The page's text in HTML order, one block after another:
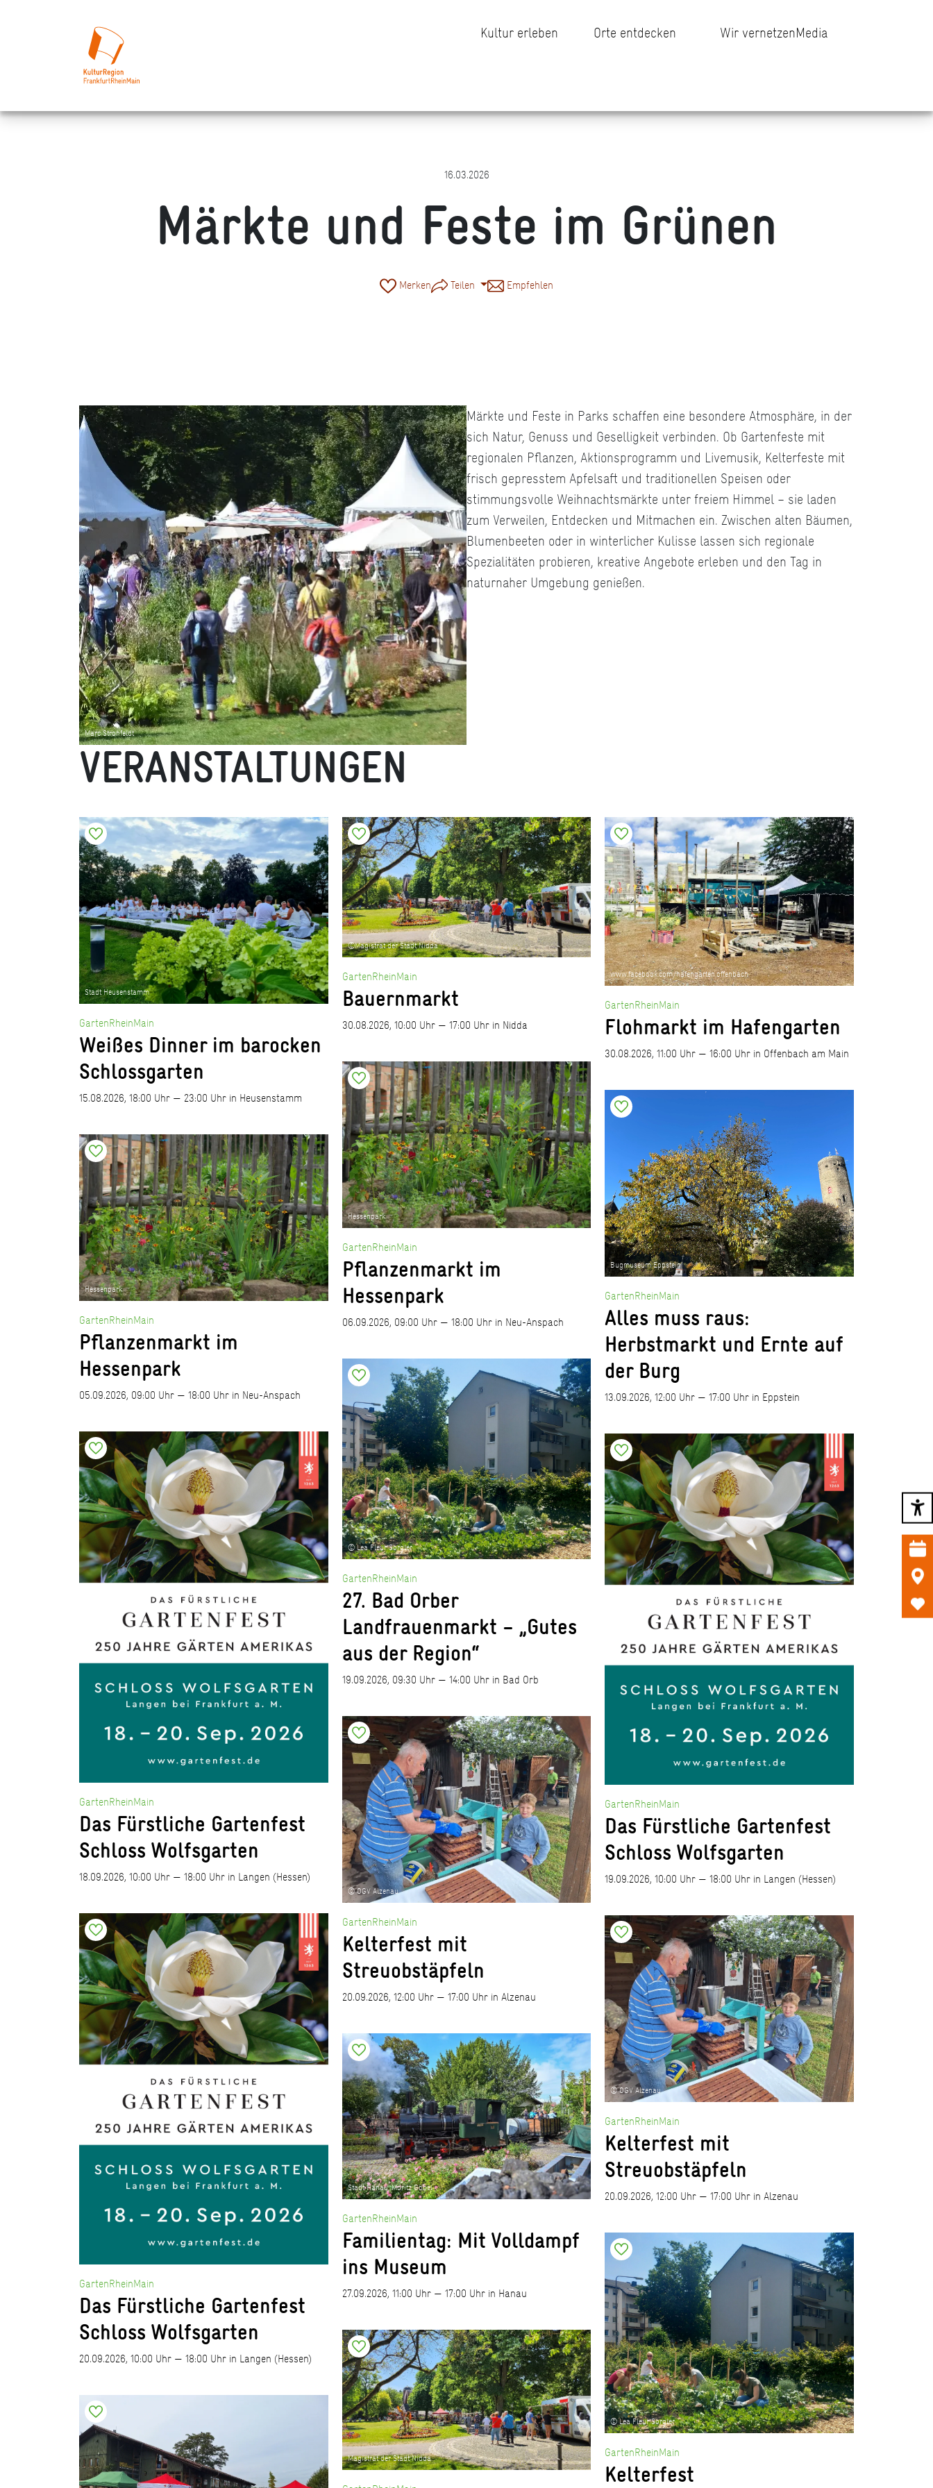
Kultur erleben Orte entdecken Wir vernetzenMedia
16.03.2026
Märkte und Feste im Grünen
Merken Teilen Empfehlen
Marc Strohfeldt
Märkte und Feste in Parks schaffen eine besondere Atmosphäre, in der
sich Natur, Genuss und Geselligkeit verbinden. Ob Gartenfeste mit
regionalen Pflanzen, Aktionsprogramm und Livemusik, Kelterfeste mit
frisch gepresstem Apfelsaft und traditionellen Speisen oder
stimmungsvolle Weihnachtsmärkte unter freiem Himmel – sie laden
zum Verweilen, Entdecken und Mitmachen ein. Zwischen alten Bäumen,
Blumenbeeten oder in winterlicher Kulisse lassen sich regionale
Spezialitäten probieren, kreative Angebote erleben und den Tag in
naturnaher Umgebung genießen.
VERANSTALTUNGEN
Stadt Heusenstamm
GartenRheinMain
Weißes Dinner im barocken
Schlossgarten
15.08.2026, 18:00 Uhr — 23:00 Uhr in Heusenstamm
©Magistrat der Stadt Nidda
GartenRheinMain
Bauernmarkt
30.08.2026, 10:00 Uhr — 17:00 Uhr in Nidda
www.facebook.com/hafengarten.offenbach
GartenRheinMain
Flohmarkt im Hafengarten
30.08.2026, 11:00 Uhr — 16:00 Uhr in Offenbach am Main
Hessenpark
GartenRheinMain
Pflanzenmarkt im
Hessenpark
05.09.2026, 09:00 Uhr — 18:00 Uhr in Neu-Anspach
Hessenpark
GartenRheinMain
Pflanzenmarkt im
Hessenpark
06.09.2026, 09:00 Uhr — 18:00 Uhr in Neu-Anspach
Bugmuseum Eppstein
GartenRheinMain
Alles muss raus:
Herbstmarkt und Ernte auf
der Burg
13.09.2026, 12:00 Uhr — 17:00 Uhr in Eppstein
GartenRheinMain
Das Fürstliche Gartenfest
Schloss Wolfsgarten
18.09.2026, 10:00 Uhr — 18:00 Uhr in Langen (Hessen)
© Lea Fleur Sorgler
GartenRheinMain
27. Bad Orber
Landfrauenmarkt – „Gutes
aus der Region“
19.09.2026, 09:30 Uhr — 14:00 Uhr in Bad Orb
GartenRheinMain
Das Fürstliche Gartenfest
Schloss Wolfsgarten
19.09.2026, 10:00 Uhr — 18:00 Uhr in Langen (Hessen)
GartenRheinMain
Das Fürstliche Gartenfest
Schloss Wolfsgarten
20.09.2026, 10:00 Uhr — 18:00 Uhr in Langen (Hessen)
© OGV Alzenau
GartenRheinMain
Kelterfest mit
Streuobstäpfeln
20.09.2026, 12:00 Uhr — 17:00 Uhr in Alzenau
© OGV Alzenau
GartenRheinMain
Kelterfest mit
Streuobstäpfeln
20.09.2026, 12:00 Uhr — 17:00 Uhr in Alzenau
Stadt Hanau, Moritz Göbel
GartenRheinMain
Familientag: Mit Volldampf
ins Museum
27.09.2026, 11:00 Uhr — 17:00 Uhr in Hanau
© Lea Fleur Sorgler
GartenRheinMain
Kelterfest
Magistrat der Stadt Nidda